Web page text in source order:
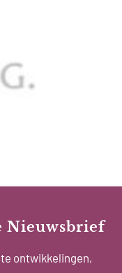
Nieuwsbrief
ontwikkelingen,